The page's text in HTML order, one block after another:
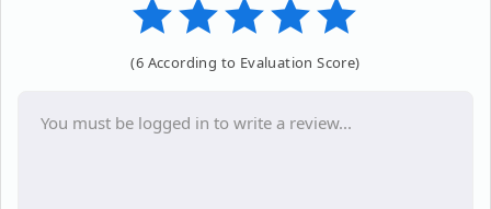
(6 According to Evaluation Score)